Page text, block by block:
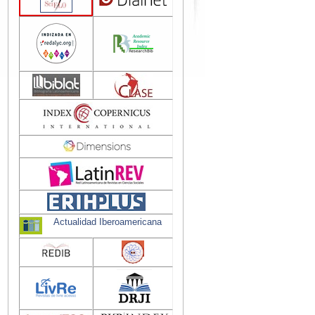
Actualidad Iberoamericana